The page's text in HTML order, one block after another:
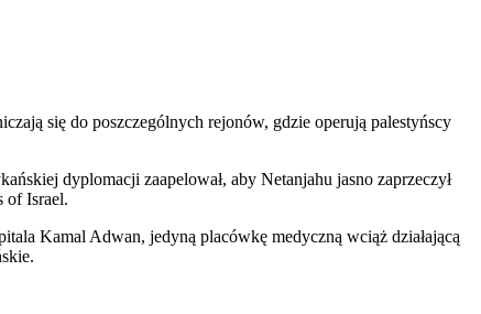
się do poszczególnych rejonów, gdzie operują palestyńscy
dyplomacji zaapelował, aby Netanjahu jasno zaprzeczył
of Israel.
Kamal Adwan, jedyną placówkę medyczną wciąż działającą